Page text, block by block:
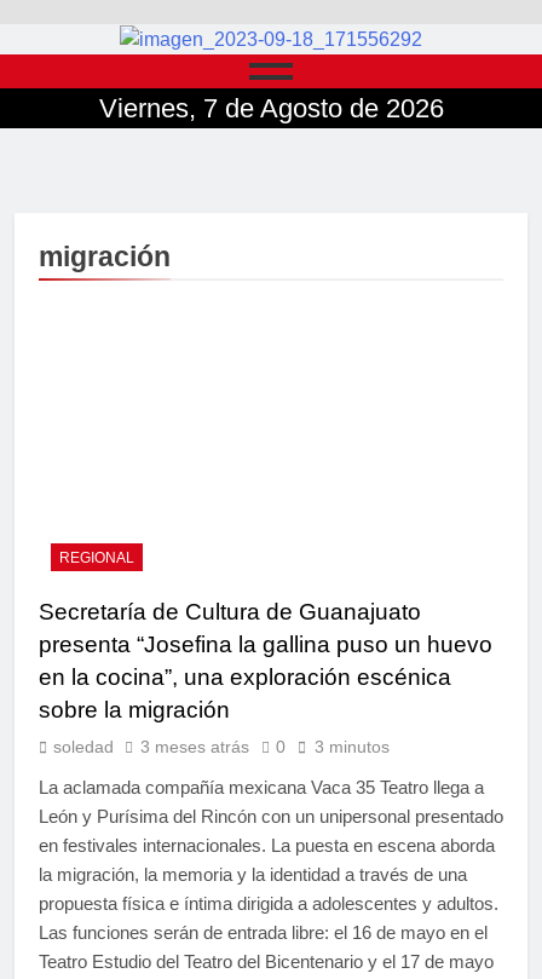
Viernes, 7 de Agosto de 2026
migración
REGIONAL
Secretaría de Cultura de Guanajuato
presenta “Josefina la gallina puso un huevo
en la cocina”, una exploración escénica
sobre la migración
soledad 3 meses atrás 0 3 minutos
La aclamada compañía mexicana Vaca 35 Teatro llega a
León y Purísima del Rincón con un unipersonal presentado
en festivales internacionales. La puesta en escena aborda
la migración, la memoria y la identidad a través de una
propuesta física e íntima dirigida a adolescentes y adultos.
Las funciones serán de entrada libre: el 16 de mayo en el
Teatro Estudio del Teatro del Bicentenario y el 17 de mayo